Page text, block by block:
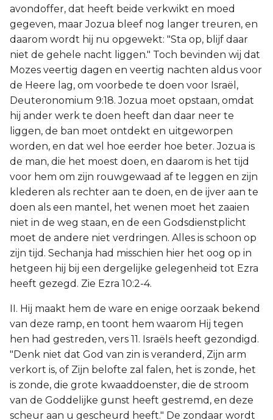
avondoffer, dat heeft beide verkwikt en moed
gegeven, maar Jozua bleef nog langer treuren, en
daarom wordt hij nu opgewekt: "Sta op, blijf daar
niet de gehele nacht liggen." Toch bevinden wij dat
Mozes veertig dagen en veertig nachten aldus voor
de Heere lag, om voorbede te doen voor Israël,
Deuteronomium 9:18. Jozua moet opstaan, omdat
hij ander werk te doen heeft dan daar neer te
liggen, de ban moet ontdekt en uitgeworpen
worden, en dat wel hoe eerder hoe beter. Jozua is
de man, die het moest doen, en daarom is het tijd
voor hem om zijn rouwgewaad af te leggen en zijn
klederen als rechter aan te doen, en de ijver aan te
doen als een mantel, het wenen moet het zaaien
niet in de weg staan, en de een Godsdienstplicht
moet de andere niet verdringen. Alles is schoon op
zijn tijd. Sechanja had misschien hier het oog op in
hetgeen hij bij een dergelijke gelegenheid tot Ezra
heeft gezegd. Zie Ezra 10:2-4.
II. Hij maakt hem de ware en enige oorzaak bekend
van deze ramp, en toont hem waarom Hij tegen
hen had gestreden, vers 11. Israëls heeft gezondigd.
"Denk niet dat God van zin is veranderd, Zijn arm
verkort is, of Zijn belofte zal falen, het is zonde, het
is zonde, die grote kwaaddoenster, die de stroom
van de Goddelijke gunst heeft gestremd, en deze
scheur aan u gescheurd heeft." De zondaar wordt